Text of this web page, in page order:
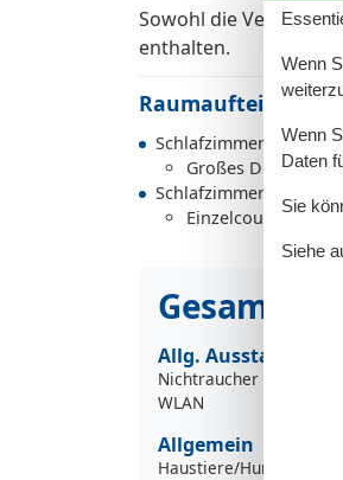
Sowohl die
enthalten.
Raumaufteilung
Schlafzimmer
Großes Doppelbett
Schlafzimmer
Einzelcouch -
Gesamte
Allg. Ausstattung
Nichtraucher
WLAN
Allgemein
Haustiere/Hund verboten
Wenn
Wenn
Daten
Sie
Siehe